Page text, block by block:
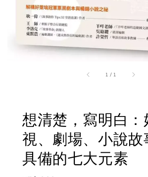
1 / 1
想清楚，寫明白：
視、劇場、小說故
具備的七大元素